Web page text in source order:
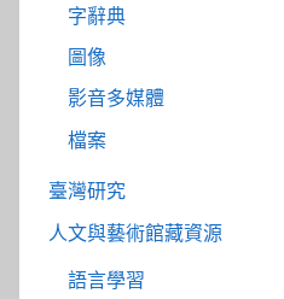
字辭典
圖像
影音多媒體
檔案
臺灣研究
人文與藝術館藏資源
語言學習